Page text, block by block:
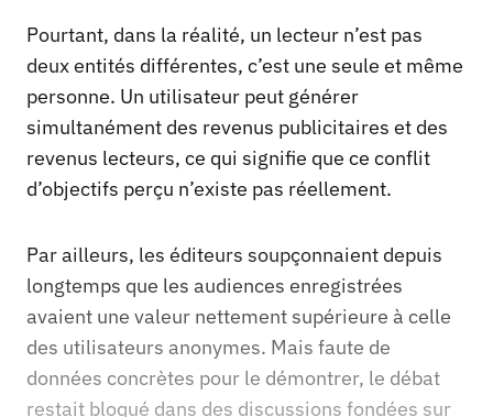
Pourtant, dans la réalité, un lecteur n’est pas
deux entités différentes, c’est une seule et même
personne. Un utilisateur peut générer
simultanément des revenus publicitaires et des
revenus lecteurs, ce qui signifie que ce conflit
d’objectifs perçu n’existe pas réellement.
Par ailleurs, les éditeurs soupçonnaient depuis
longtemps que les audiences enregistrées
avaient une valeur nettement supérieure à celle
des utilisateurs anonymes. Mais faute de
données concrètes pour le démontrer, le débat
restait bloqué dans des discussions fondées sur